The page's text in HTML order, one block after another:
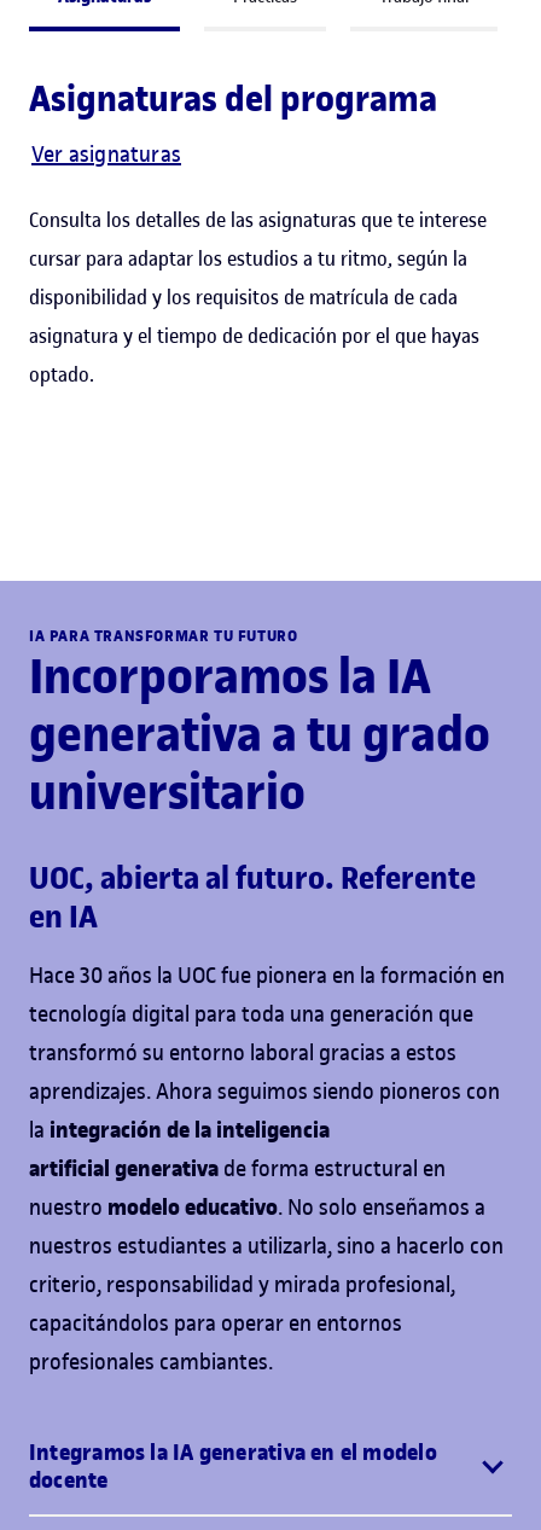
Asignaturas del programa
Ver asignaturas
Consulta los detalles de las asignaturas que te interese
cursar para adaptar los estudios a tu ritmo, según la
disponibilidad y los requisitos de matrícula de cada
asignatura y el tiempo de dedicación por el que hayas
optado.
IA PARA TRANSFORMAR TU FUTURO
Incorporamos la IA
generativa a tu grado
universitario
UOC, abierta al futuro. Referente
en IA
Hace 30 años la UOC fue pionera en la formación en
tecnología digital para toda una generación que
transformó su entorno laboral gracias a estos
aprendizajes. Ahora seguimos siendo pioneros con
la integración de la inteligencia
artificialgenerativa de forma estructural en
nuestro modelo educativo. No solo enseñamos a
nuestros estudiantes a utilizarla, sino a hacerlo con
criterio, responsabilidad y mirada profesional,
capacitándolos para operar en entornos
profesionales cambiantes.
Integramos la IA generativa en el modelo
docente